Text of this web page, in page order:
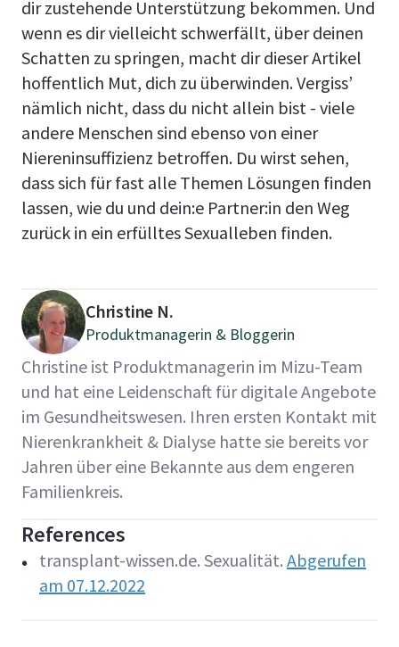
dir zustehende Unterstützung bekommen. Und
wenn es dir vielleicht schwerfällt, über deinen
Schatten zu springen, macht dir dieser Artikel
hoffentlich Mut, dich zu überwinden. Vergiss’
nämlich nicht, dass du nicht allein bist - viele
andere Menschen sind ebenso von einer
Niereninsuffizienz betroffen. Du wirst sehen,
dass sich für fast alle Themen Lösungen finden
lassen, wie du und dein:e Partner:in den Weg
zurück in ein erfülltes Sexualleben finden.
Christine N.
Produktmanagerin & Bloggerin
Christine ist Produktmanagerin im Mizu-Team
und hat eine Leidenschaft für digitale Angebote
im Gesundheitswesen. Ihren ersten Kontakt mit
Nierenkrankheit & Dialyse hatte sie bereits vor
Jahren über eine Bekannte aus dem engeren
Familienkreis.
References
transplant-wissen.de. Sexualität. Abgerufen
am 07.12.2022